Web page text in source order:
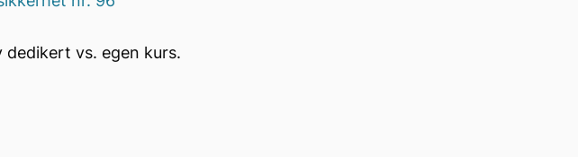
dedikert vs. egen kurs.